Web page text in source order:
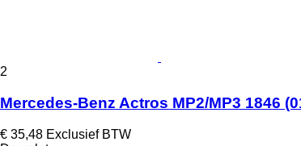
2
Mercedes-Benz Actros MP2/MP3 1846
€ 35,48 Exclusief BTW